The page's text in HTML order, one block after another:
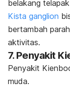
belakang
Kista ganglion
bertambah
aktivitas.
7. Penyakit
Penyakit
muda.